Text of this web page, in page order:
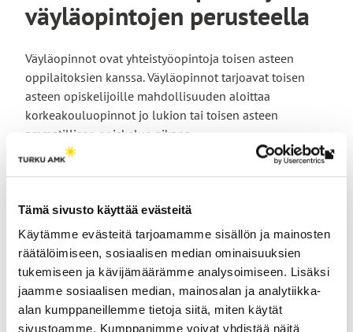
Tämä sivusto käyttää evästeitä
Käytämme evästeitä tarjoamamme sisällön ja mainosten
räätälöimiseen, sosiaalisen median ominaisuuksien
tukemiseen ja kävijämäärämme analysoimiseen. Lisäksi
jaamme sosiaalisen median, mainosalan ja analytiikka-
alan kumppaneillemme tietoja siitä, miten käytät
sivustoamme. Kumppanimme voivat yhdistää näitä
väyläopintojen perusteella
Väyläopinnot ovat yhteistyöopintoja toisen asteen
oppilaitoksien kanssa. Väyläopinnot tarjoavat toisen
asteen opiskelijoille mahdollisuuden aloittaa
korkeakouluopinnot jo lukion tai toisen asteen
ammatillisen opiskelun aikana.
Turun ammattikorkeakouluun on mahdollista hakea
väyläopintojen (yhteistyöopinnot muun kuin
korkeakoulun kanssa) opinto-oikeudella suoritettujen
opintojen perusteella. Alta löydät hakuohjeet.
Hakuohjeet